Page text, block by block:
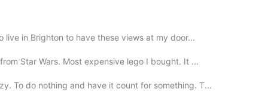
が皮肉的な冗談として、いいえ、カナダに住んでま
行ってみたい！
に行ってみたい！
in Brighton to have these views at my door...
Star Wars. Most expensive lego I bought. It ...
To do nothing and have it count for something. T...